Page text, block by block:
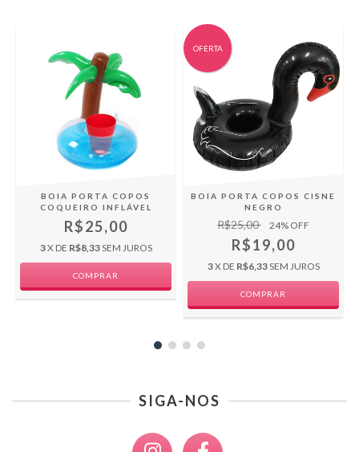
BOIA PORTA COPOS
COQUEIRO INFLÁVEL
R$25,00
3X DE R$8,33SEM JUROS
OFERTA
BOIA PORTA COPOS CISNE
NEGRO
R$25,00 24% OFF
R$19,00
3X DE R$6,33SEM JUROS
SIGA-NOS